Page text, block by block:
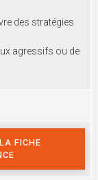
des stratégies
agressifs ou de
FICHE